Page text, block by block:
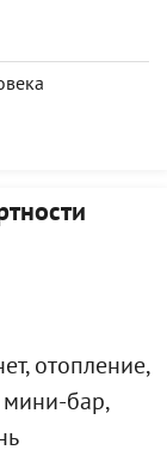
отопление,
мини-бар,